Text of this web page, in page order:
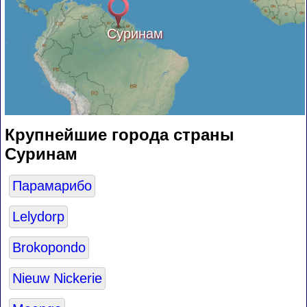
Суринам
Крупнейшие города страны
Суринам
Парамарибо
Lelydorp
Brokopondo
Nieuw Nickerie